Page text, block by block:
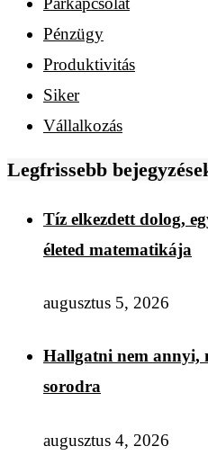
Pénzügy
Produktivitás
Siker
Vállalkozás
Legfrissebb
Tíz elkezdett dolog,
életed matematikája
augusztus 5, 2026
Hallgatni nem annyi,
sorodra
augusztus 4, 2026